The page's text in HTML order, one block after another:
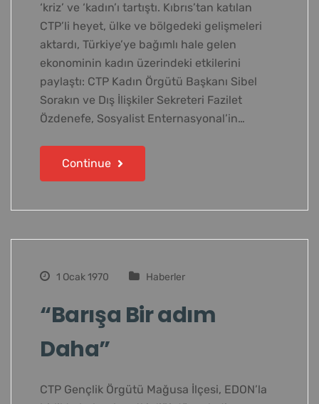
‘kriz’ ve ‘kadın’ı tartıştı. Kıbrıs’tan katılan
CTP’li heyet, ülke ve bölgedeki gelişmeleri
aktardı, Türkiye’ye bağımlı hale gelen
ekonominin kadın üzerindeki etkilerini
paylaştı: CTP Kadın Örgütü Başkanı Sibel
Sorakın ve Dış İlişkiler Sekreteri Fazilet
Özdenefe, Sosyalist Enternasyonal’in…
Continue
1 Ocak 1970 Haberler
“Barışa Bir adım
Daha”
CTP Gençlik Örgütü Mağusa İlçesi, EDON’la